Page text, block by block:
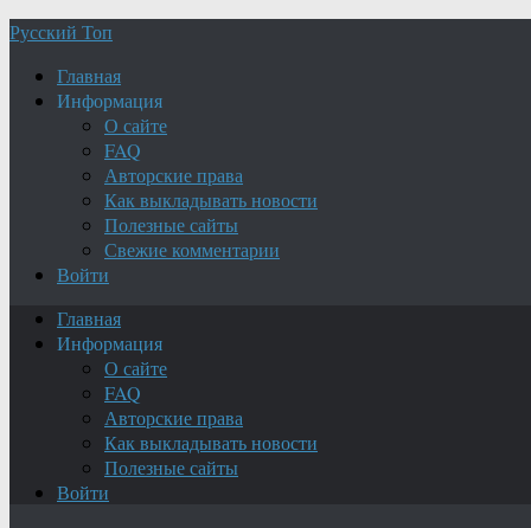
Русский Топ
Главная
Информация
О сайте
FAQ
Авторские права
Как выкладывать новости
Полезные сайты
Свежие комментарии
Войти
Главная
Информация
О сайте
FAQ
Авторские права
Как выкладывать новости
Полезные сайты
Войти